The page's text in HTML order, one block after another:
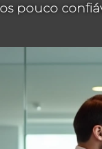
pouco